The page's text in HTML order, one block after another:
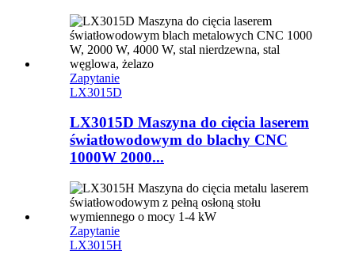
Zapytanie
LX3015D
LX3015D Maszyna do cięcia laserem
światłowodowym do blachy CNC
1000W 2000...
Zapytanie
LX3015H